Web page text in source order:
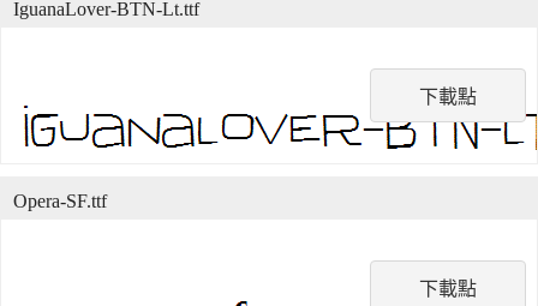
下載點
IguanaLover-BTN-Lt.ttf
下載點
Opera-SF.ttf